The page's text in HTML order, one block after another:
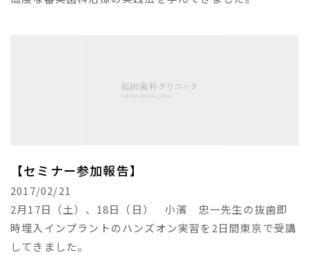
【セミナー参加報告】
2017/02/21
2月17日（土）、18日（日） 小濱 忠一先生の抜歯即
時埋入インプラントのハンズオン実習を2日間東京で受講
してきました。